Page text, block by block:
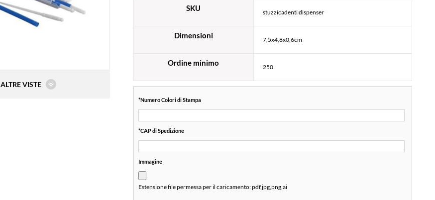
ALTRE VISTE
SKU stuzzicadenti dispenser
Dimensioni 7,5x4,8x0,6cm
Ordine minimo 250
*Numero Colori di Stampa
*CAP di Spedizione
Immagine
Estensione file permessa per il caricamento:pdf,jpg,png,ai